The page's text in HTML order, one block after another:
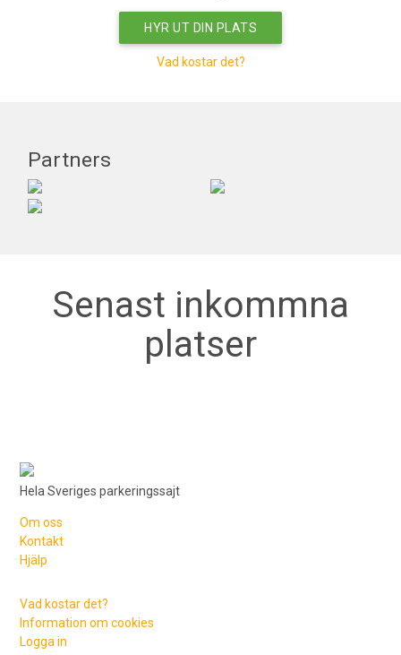
HYR UT DIN PLATS
Vad kostar det?
Partners
Senast inkommna
platser
Hela Sveriges parkeringssajt
Om oss
Kontakt
Hjälp
Vad kostar det?
Information om cookies
Logga in